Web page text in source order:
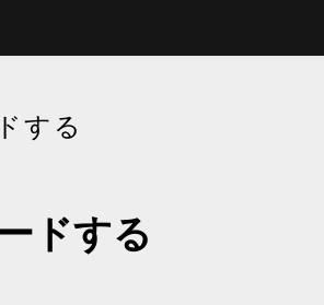
する
ドする